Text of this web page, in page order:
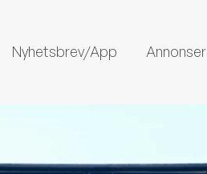
Nyhetsbrev/App